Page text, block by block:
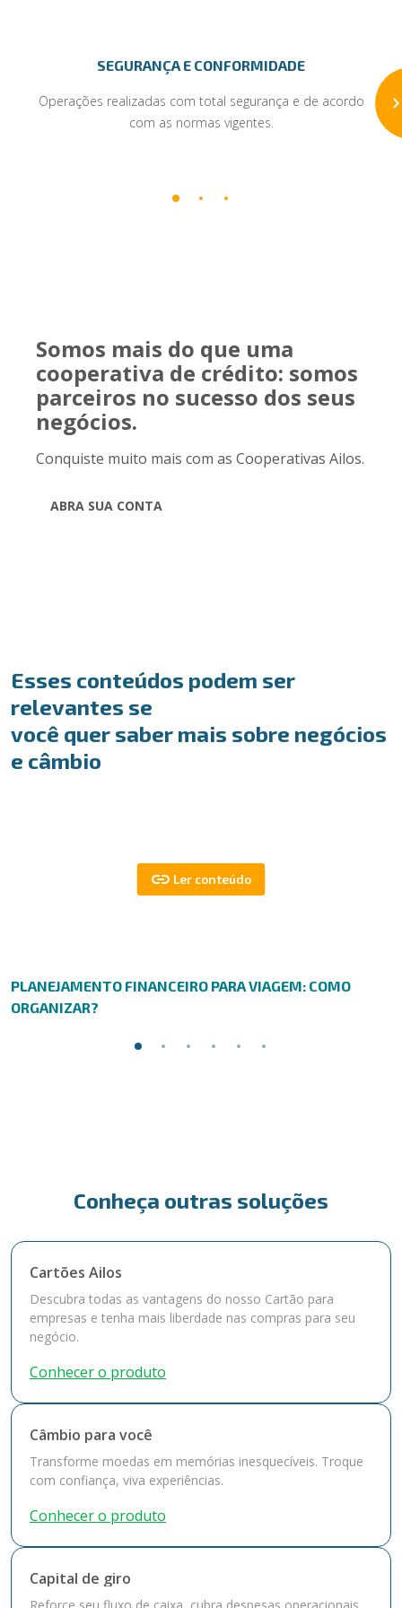
SEGURANÇA E CONFORMIDADE
Operações realizadas com total segurança e de acordo
com as normas vigentes.
Somos mais do que uma
cooperativa de crédito: somos
parceiros no sucesso dos seus
negócios.
Conquiste muito mais com as Cooperativas Ailos.
ABRA SUA CONTA
Esses conteúdos podem ser
relevantes se
você quer saber mais sobre negócios
e câmbio
PLANEJAMENTO FINANCEIRO PARA VIAGEM: COMO
ORGANIZAR?
Conheça outras soluções
Cartões Ailos
Descubra todas as vantagens do nosso Cartão para
empresas e tenha mais liberdade nas compras para seu
negócio.
Conhecer o produto
Câmbio para você
Transforme moedas em memórias inesquecíveis. Troque
com confiança, viva experiências.
Conhecer o produto
Capital de giro